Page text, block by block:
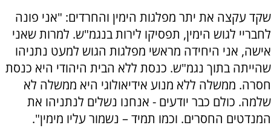
שקד עקצה את יתר מפלגות הימין והחרדים: "אני פונה
לחבריי לגוש הימין, תפסיקו לירות בנגמ"ש. למרות שאני
אישה, אני היחידה מראשי מפלגות הגוש למעט נתניהו
שהייתה בתוך נגמ"ש. כנסת ללא הבית היהודי היא כנסת
חסרה. ממשלה ללא מנוע אידיאולוגי היא ממשלה לא
שלמה. כולם כבר יודעים - אנחנו נשלים לנתניהו את
המנדטים החסרים. וכמו תמיד – נשמור עליו מימין".